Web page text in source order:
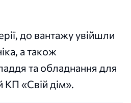
до вантажу увійшли
а також
та обладнання для
КП «Свій дім».